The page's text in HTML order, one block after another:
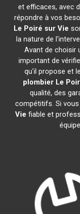
et efficaces, avec
répondre à vos
Le Poiré sur Vie
la nature de
Avant de choisir
important de
qu'il propose et
plombier Le
qualité, des
compétitifs. Si
Vie fiable et